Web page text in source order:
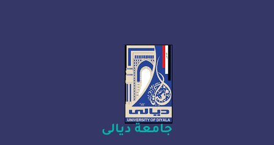
جامعة ديالى